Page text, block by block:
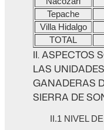
Tepache
Villa Hidalgo
TOTAL
II. ASPECTOS
LAS
GANADERAS
SIERRA DE
II.1 NIVEL